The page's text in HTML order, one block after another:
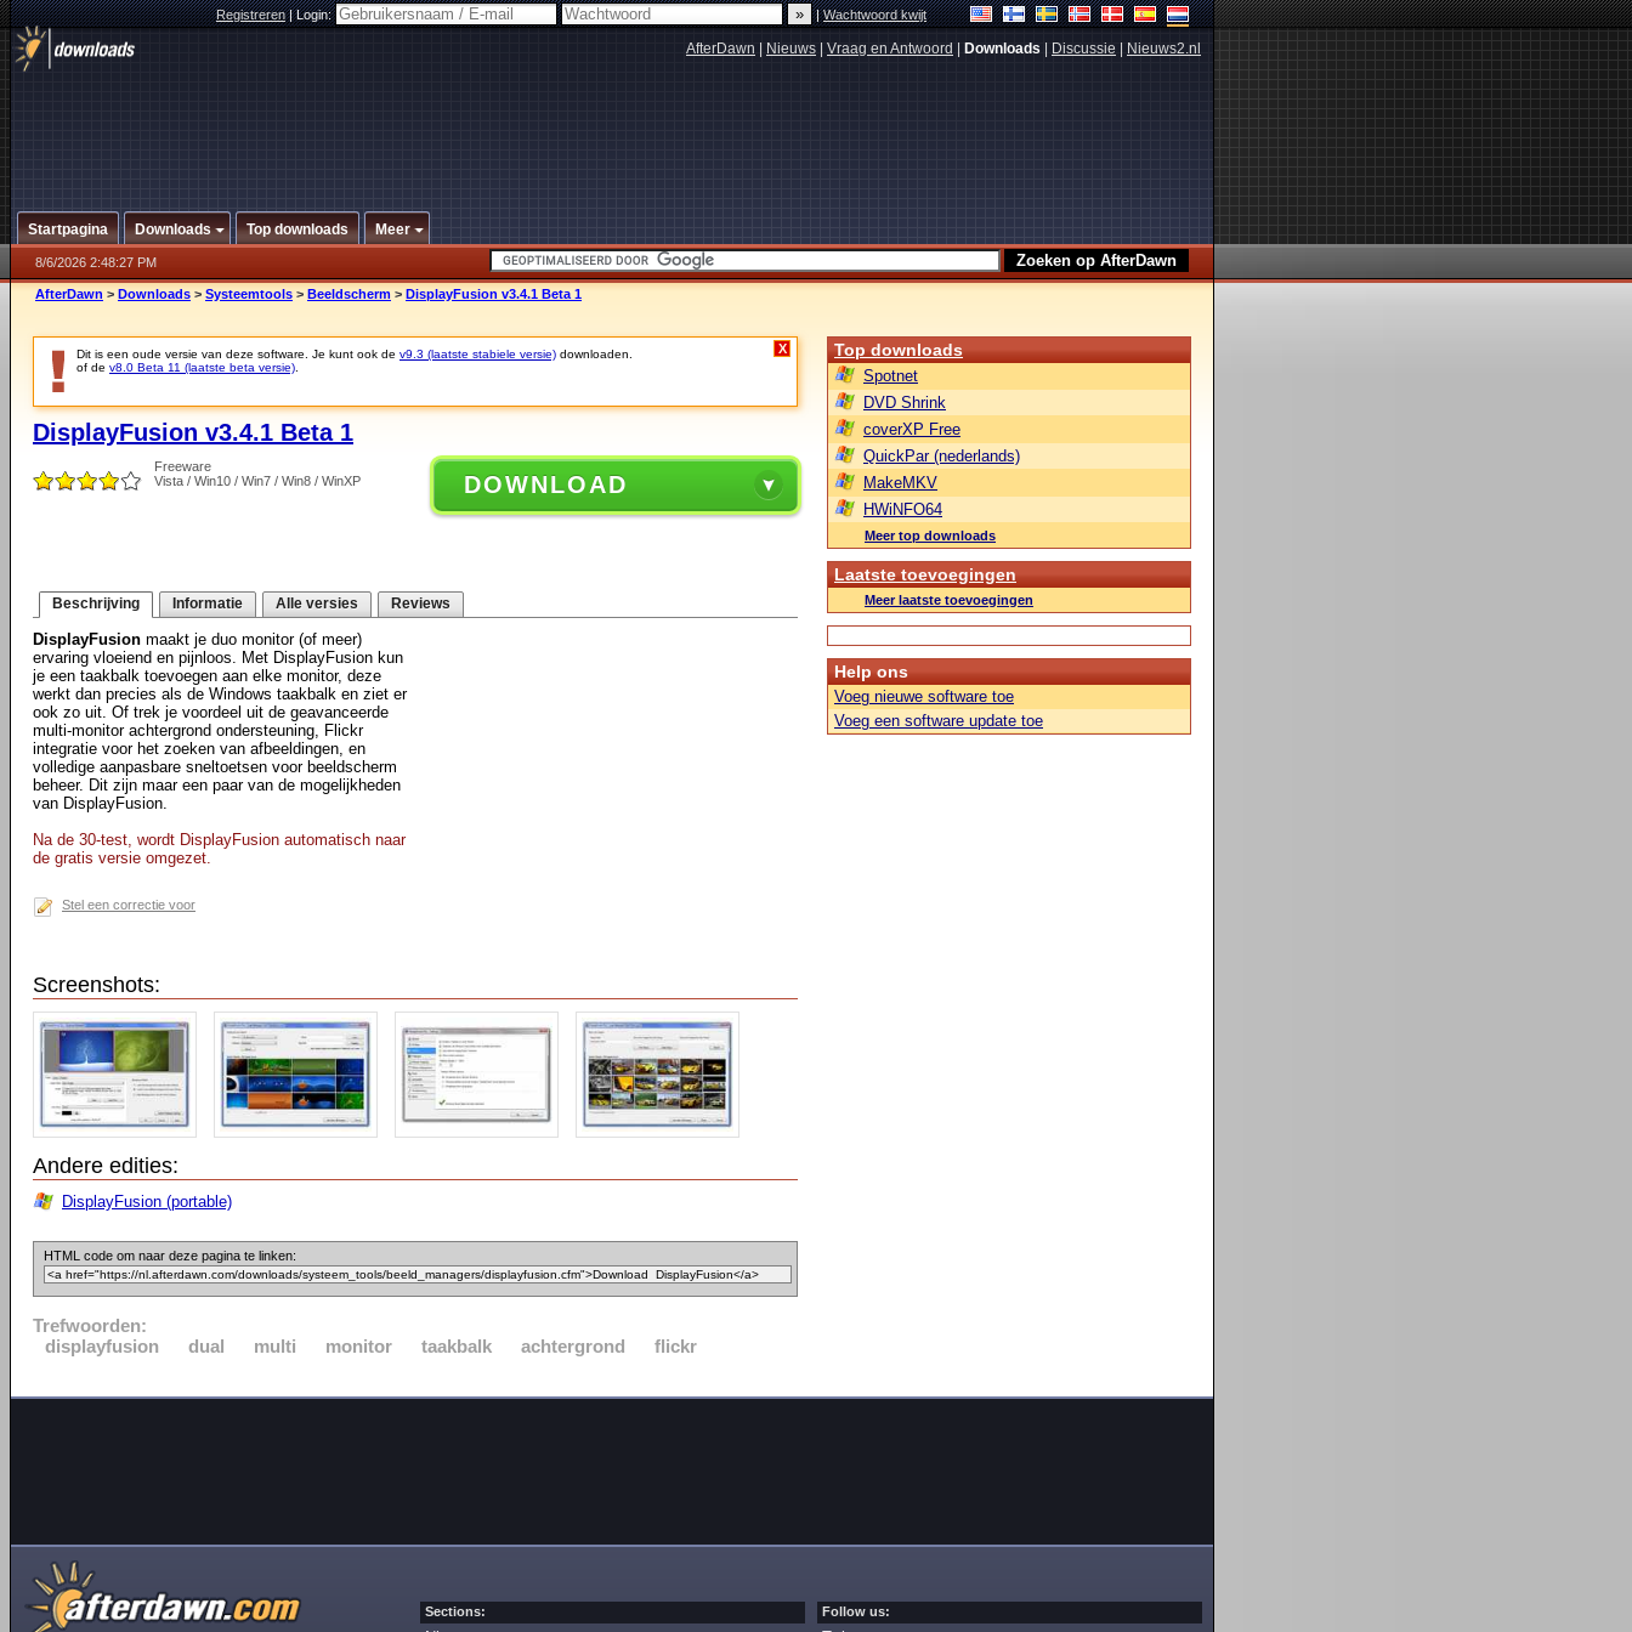
Registreren|Login: |Wachtwoord kwijt
AfterDawn Nieuws Vraag en Antwoord Downloads Discussie Nieuws2.nl
Startpagina Downloads Top downloads Meer
8/6/2026 2:48:27 PM
AfterDawn > Downloads > Systeemtools > Beeldscherm > DisplayFusion v3.4.1 Beta 1
Dit is een oude versie van deze software. Je kunt ook de v9.3 (laatste stabiele versie) downloaden.
of de v8.0 Beta 11 (laatste beta versie)
X
DisplayFusion v3.4.1 Beta 1
Freeware
Vista / Win10 / Win7 / Win8 / WinXP
DOWNLOAD
Beschrijving Informatie Alle versies Reviews
DisplayFusion maakt je duo monitor (of meer)
ervaring vloeiend en pijnloos. Met DisplayFusion kun
je een taakbalk toevoegen aan elke monitor, deze
werkt dan precies als de Windows taakbalk en ziet er
ook zo uit. Of trek je voordeel uit de geavanceerde
multi-monitor achtergrond ondersteuning, Flickr
integratie voor het zoeken van afbeeldingen, en
volledige aanpasbare sneltoetsen voor beeldscherm
beheer. Dit zijn maar een paar van de mogelijkheden
van DisplayFusion.
Na de 30-test, wordt DisplayFusion automatisch naar
de gratis versie omgezet.
Stel een correctie voor
Screenshots:
Andere edities:
DisplayFusion (portable)
HTML code om naar deze pagina te linken:
Trefwoorden:
displayfusion
dual multi monitor taakbalk achtergrond flickr
Top downloads
Spotnet
DVD Shrink
coverXP Free
QuickPar (nederlands)
MakeMKV
HWiNFO64
Meer top downloads
Laatste toevoegingen
Meer laatste toevoegingen
Help ons
Voeg nieuwe software toe
Voeg een software update toe
Sections: Follow us: